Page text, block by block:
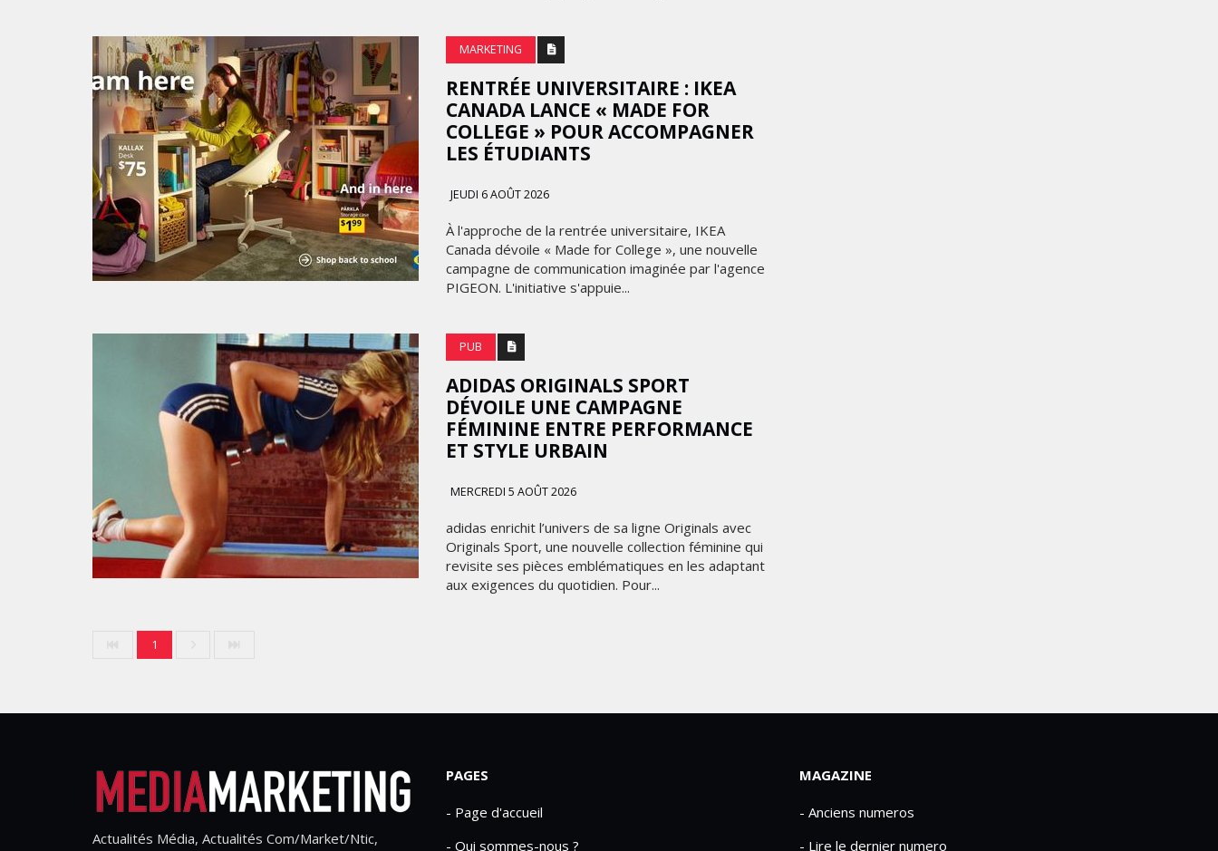
MARKETING
RENTRÉE UNIVERSITAIRE : IKEA
CANADA LANCE « MADE FOR
COLLEGE » POUR ACCOMPAGNER
LES ÉTUDIANTS
JEUDI 6 AOÛT 2026
À l'approche de la rentrée universitaire, IKEA
Canada dévoile « Made for College », une nouvelle
campagne de communication imaginée par l'agence
PIGEON. L'initiative s'appuie...
PUB
ADIDAS ORIGINALS SPORT
DÉVOILE UNE CAMPAGNE
FÉMININE ENTRE PERFORMANCE
ET STYLE URBAIN
MERCREDI 5 AOÛT 2026
adidas enrichit l’univers de sa ligne Originals avec
Originals Sport, une nouvelle collection féminine qui
revisite ses pièces emblématiques en les adaptant
aux exigences du quotidien. Pour...
1
Actualités Média, Actualités Com/Market/Ntic,
PAGES
- Page d'accueil
- Qui sommes-nous ?
MAGAZINE
- Anciens numeros
- Lire le dernier numero